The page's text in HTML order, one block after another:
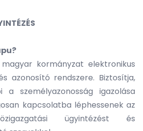
kormányzat elektronikus
azonosító rendszere. Biztosítja,
a személyazonosság igazolása
kapcsolatba léphessenek az
ügyintézést és